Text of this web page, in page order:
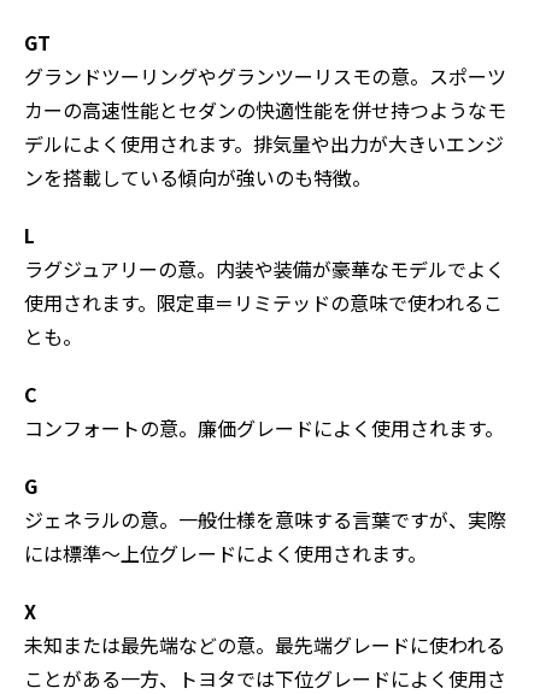
GT
グランドツーリングやグランツーリスモの意。スポーツ
カーの高速性能とセダンの快適性能を併せ持つようなモ
デルによく使用されます。排気量や出力が大きいエンジ
ンを搭載している傾向が強いのも特徴。
L
ラグジュアリーの意。内装や装備が豪華なモデルでよく
使用されます。限定車＝リミテッドの意味で使われるこ
とも。
C
コンフォートの意。廉価グレードによく使用されます。
G
ジェネラルの意。一般仕様を意味する言葉ですが、実際
には標準～上位グレードによく使用されます。
X
未知または最先端などの意。最先端グレードに使われる
ことがある一方、トヨタでは下位グレードによく使用さ